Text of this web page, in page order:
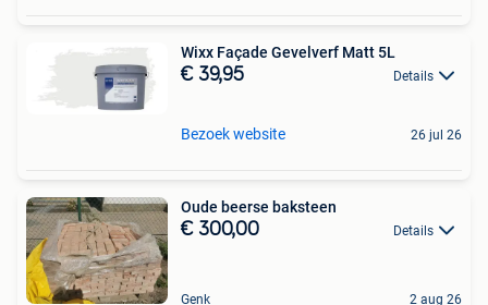
Wixx Façade Gevelverf Matt 5L
€ 39,95 Details
Bezoek website 26 jul 26
Oude beerse baksteen
€ 300,00 Details
Genk 2 aug 26